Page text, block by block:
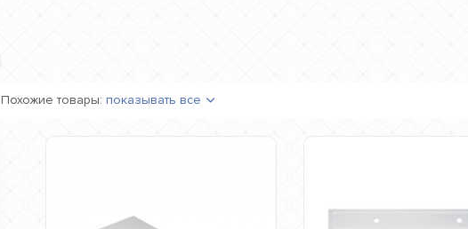
Похожие товары: показывать все